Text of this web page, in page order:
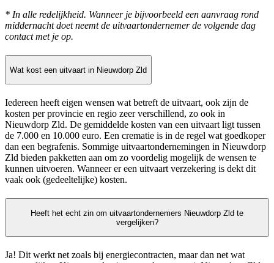
* In alle redelijkheid. Wanneer je bijvoorbeeld een aanvraag rond
middernacht doet neemt de uitvaartondernemer de volgende dag
contact met je op.
Wat kost een uitvaart in Nieuwdorp Zld
Iedereen heeft eigen wensen wat betreft de uitvaart, ook zijn de
kosten per provincie en regio zeer verschillend, zo ook in
Nieuwdorp Zld. De gemiddelde kosten van een uitvaart ligt tussen
de 7.000 en 10.000 euro. Een crematie is in de regel wat goedkoper
dan een begrafenis. Sommige uitvaartondernemingen in Nieuwdorp
Zld bieden pakketten aan om zo voordelig mogelijk de wensen te
kunnen uitvoeren. Wanneer er een uitvaart verzekering is dekt dit
vaak ook (gedeeltelijke) kosten.
Heeft het echt zin om uitvaartondernemers Nieuwdorp Zld te
vergelijken?
Ja! Dit werkt net zoals bij energiecontracten, maar dan net wat